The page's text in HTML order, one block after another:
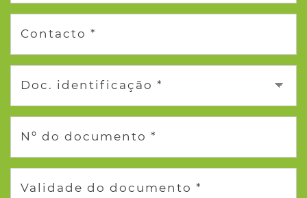
Contacto *
Doc. identificação *
Nº do documento *
Validade do documento *